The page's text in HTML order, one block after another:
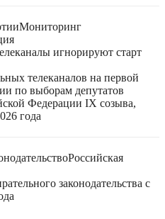
Мониторинг
игнорируют старт
телеканалов на первой
по выборам депутатов
Федерации IX созыва,
года
Российская
законодательства с